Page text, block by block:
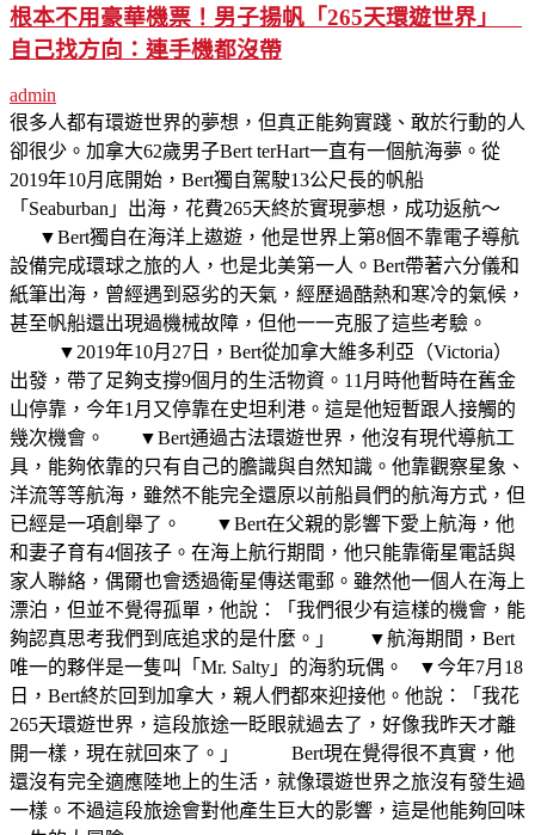
根本不用豪華機票！男子揚帆「265天環遊世界」
自己找方向：連手機都沒帶
admin
很多人都有環遊世界的夢想，但真正能夠實踐、敢於行動的人
卻很少。加拿大62歲男子Bert terHart一直有一個航海夢。從
2019年10月底開始，Bert獨自駕駛13公尺長的帆船
「Seaburban」出海，花費265天終於實現夢想，成功返航～
▼Bert獨自在海洋上遨遊，他是世界上第8個不靠電子導航
設備完成環球之旅的人，也是北美第一人。Bert帶著六分儀和
紙筆出海，曾經遇到惡劣的天氣，經歷過酷熱和寒冷的氣候，
甚至帆船還出現過機械故障，但他一一克服了這些考驗。
▼2019年10月27日，Bert從加拿大維多利亞（Victoria）
出發，帶了足夠支撐9個月的生活物資。11月時他暫時在舊金
山停靠，今年1月又停靠在史坦利港。這是他短暫跟人接觸的
幾次機會。 ▼Bert通過古法環遊世界，他沒有現代導航工
具，能夠依靠的只有自己的膽識與自然知識。他靠觀察星象、
洋流等等航海，雖然不能完全還原以前船員們的航海方式，但
已經是一項創舉了。 ▼Bert在父親的影響下愛上航海，他
和妻子育有4個孩子。在海上航行期間，他只能靠衛星電話與
家人聯絡，偶爾也會透過衛星傳送電郵。雖然他一個人在海上
漂泊，但並不覺得孤單，他說：「我們很少有這樣的機會，能
夠認真思考我們到底追求的是什麼。」 ▼航海期間，Bert
唯一的夥伴是一隻叫「Mr. Salty」的海豹玩偶。 ▼今年7月18
日，Bert終於回到加拿大，親人們都來迎接他。他說：「我花
265天環遊世界，這段旅途一眨眼就過去了，好像我昨天才離
開一樣，現在就回來了。」 Bert現在覺得很不真實，他
還沒有完全適應陸地上的生活，就像環遊世界之旅沒有發生過
一樣。不過這段旅途會對他產生巨大的影響，這是他能夠回味